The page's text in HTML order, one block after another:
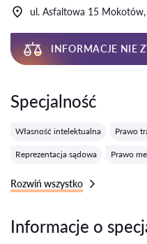
ul. Asfaltowa 15
INFORMACJE NIE
Specjalność
Własność intelektualna Prawo
Reprezentacja sądowa Prawo
Rozwiń wszystko
Informacje o